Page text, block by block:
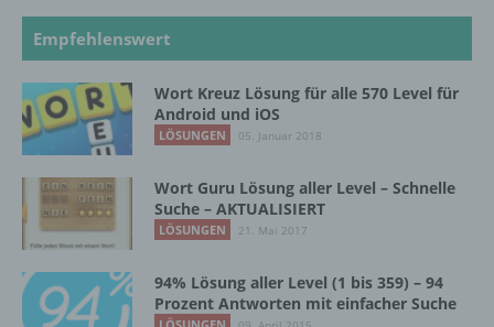
Empfehlenswert
Wort Kreuz Lösung für alle 570 Level für
Android und iOS
LÖSUNGEN 05. Januar 2018
Wort Guru Lösung aller Level – Schnelle
Suche – AKTUALISIERT
LÖSUNGEN 21. Mai 2017
94% Lösung aller Level (1 bis 359) – 94
Prozent Antworten mit einfacher Suche
gemeinsam mit anderen über die Zwecke
Sind die Zwecke und Mittel dieser
Verarbeitung durch das Unionsrecht oder
das Recht der Mitgliedstaaten vorgegeben,
beziehungsweise können die bestimmten
Kriterien seiner Benennung nach dem
Unionsrecht oder dem Recht der
Mitgliedstaaten vorgesehen werden.